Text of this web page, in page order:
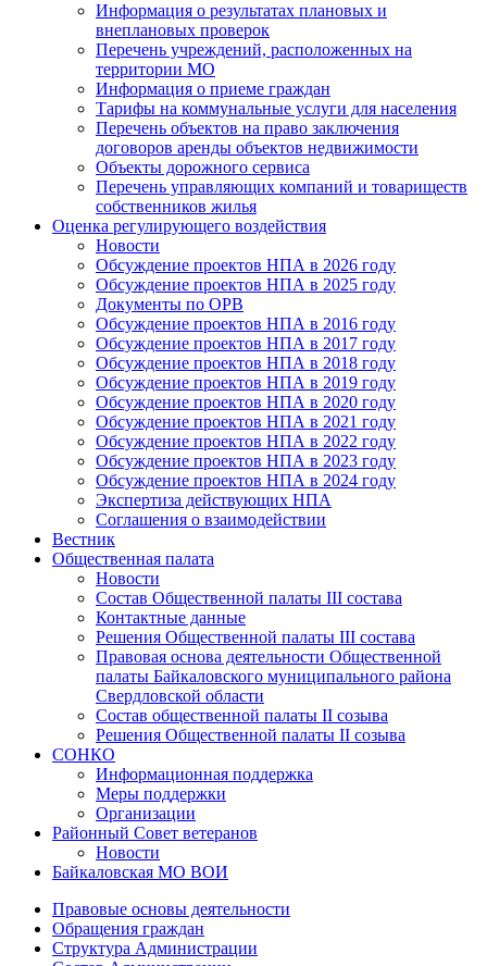
Информация о результатах плановых и
внеплановых проверок
Перечень учреждений, расположенных на
территории МО
Информация о приеме граждан
Тарифы на коммунальные услуги для населения
Перечень объектов на право заключения
договоров аренды объектов недвижимости
Объекты дорожного сервиса
Перечень управляющих компаний и товариществ
собственников жилья
Оценка регулирующего воздействия
Новости
Обсуждение проектов НПА в 2026 году
Обсуждение проектов НПА в 2025 году
Документы по ОРВ
Обсуждение проектов НПА в 2016 году
Обсуждение проектов НПА в 2017 году
Обсуждение проектов НПА в 2018 году
Обсуждение проектов НПА в 2019 году
Обсуждение проектов НПА в 2020 году
Обсуждение проектов НПА в 2021 году
Обсуждение проектов НПА в 2022 году
Обсуждение проектов НПА в 2023 году
Обсуждение проектов НПА в 2024 году
Экспертиза действующих НПА
Соглашения о взаимодействии
Вестник
Общественная палата
Новости
Состав Общественной палаты III состава
Контактные данные
Решения Общественной палаты III состава
Правовая основа деятельности Общественной
палаты Байкаловского муниципального района
Свердловской области
Состав общественной палаты II созыва
Решения Общественной палаты II созыва
СОНКО
Информационная поддержка
Меры поддержки
Организации
Районный Совет ветеранов
Новости
Байкаловская МО ВОИ
Правовые основы деятельности
Обращения граждан
Структура Администрации